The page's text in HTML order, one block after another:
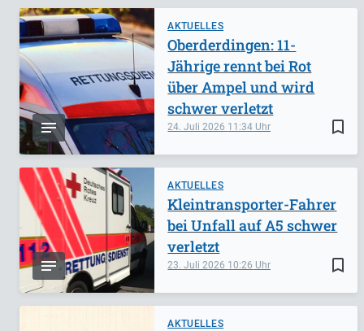
AKTUELLES
bookmark_border
24. Juli 2026 11:34
Oberderdingen: 11-
Jährige rennt bei Rot
über Ampel und wird
schwer verletzt
AKTUELLES
bookmark_border
23. Juli 2026 10:26
Kleintransporter-Fahrer
bei Unfall auf A5 schwer
verletzt
AKTUELLES